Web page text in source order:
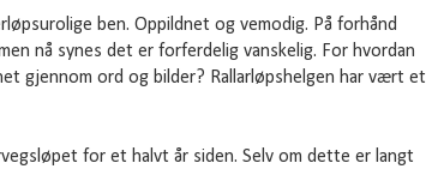
ben. Oppildnet og vemodig. På forhånd
nå synes det er forferdelig vanskelig. For hvordan
gjennom ord og bilder? Rallarløpshelgen har vært et
for et halvt år siden. Selv om dette er langt